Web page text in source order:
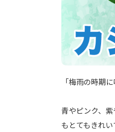
「梅雨の時期
青やピンク、
もとてもきれい